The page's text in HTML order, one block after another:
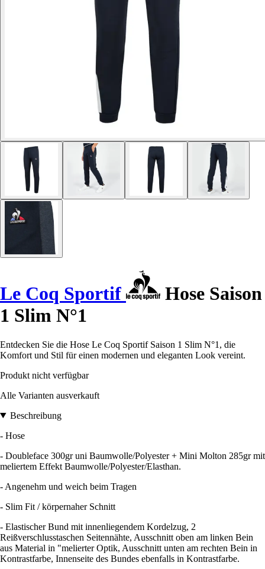
Le Coq Sportif
Hose Saison
1 Slim N°1
Entdecken Sie die Hose Le Coq Sportif Saison 1 Slim N°1, die
Komfort und Stil für einen modernen und eleganten Look vereint.
Produkt nicht verfügbar
Alle Varianten ausverkauft
Beschreibung
- Hose
- Doubleface 300gr uni Baumwolle/Polyester + Mini Molton 285gr mit
meliertem Effekt Baumwolle/Polyester/Elasthan.
- Angenehm und weich beim Tragen
- Slim Fit / körpernaher Schnitt
- Elastischer Bund mit innenliegendem Kordelzug, 2
Reißverschlusstaschen Seitennähte, Ausschnitt oben am linken Bein
aus Material in "melierter Optik, Ausschnitt unten am rechten Bein in
Kontrastfarbe, Innenseite des Bundes ebenfalls in Kontrastfarbe.